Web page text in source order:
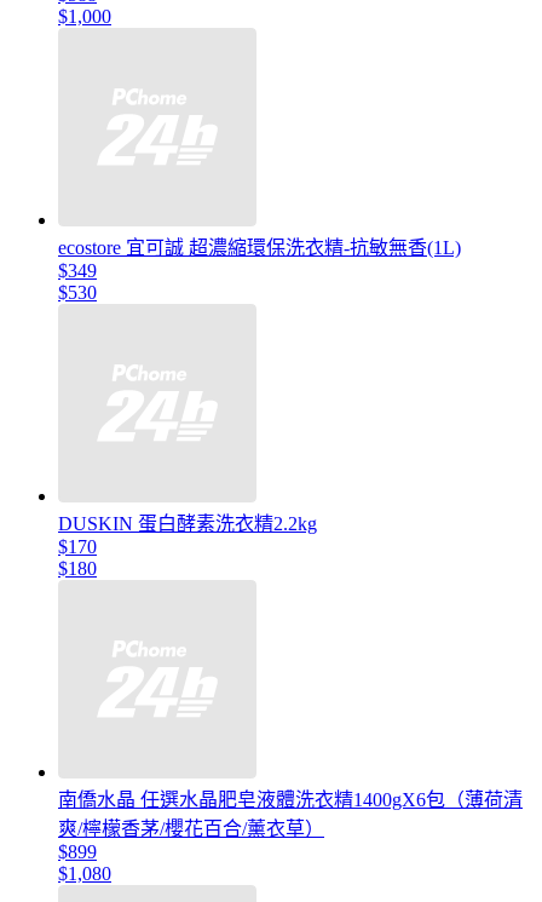
$1,000
ecostore 宜可誠 超濃縮環保洗衣精-抗敏無香(1L)
$349
$530
DUSKIN 蛋白酵素洗衣精2.2kg
$170
$180
南僑水晶 任選水晶肥皂液體洗衣精1400gX6包（薄荷清
爽/檸檬香茅/櫻花百合/薰衣草）
$899
$1,080